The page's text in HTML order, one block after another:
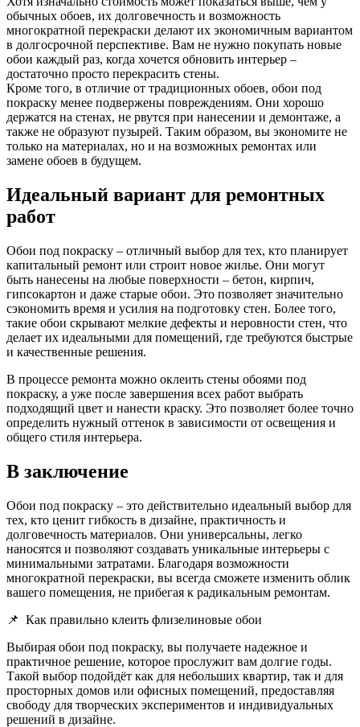
обычных обоев, их долговечность и возможность
многократной перекраски делают их экономичным вариантом
в долгосрочной перспективе. Вам не нужно покупать новые
обои каждый раз, когда хочется обновить интерьер –
достаточно просто перекрасить стены.
Кроме того, в отличие от традиционных обоев, обои под
покраску менее подвержены повреждениям. Они хорошо
держатся на стенах, не рвутся при нанесении и демонтаже, а
также не образуют пузырей. Таким образом, вы экономите не
только на материалах, но и на возможных ремонтах или
замене обоев в будущем.
Идеальный вариант для ремонтных
работ
Обои под покраску – отличный выбор для тех, кто планирует
капитальный ремонт или строит новое жилье. Они могут
быть нанесены на любые поверхности – бетон, кирпич,
гипсокартон и даже старые обои. Это позволяет значительно
сэкономить время и усилия на подготовку стен. Более того,
такие обои скрывают мелкие дефекты и неровности стен, что
делает их идеальными для помещений, где требуются быстрые
и качественные решения.
В процессе ремонта можно оклеить стены обоями под
покраску, а уже после завершения всех работ выбрать
подходящий цвет и нанести краску. Это позволяет более точно
определить нужный оттенок в зависимости от освещения и
общего стиля интерьера.
В заключение
Обои под покраску – это действительно идеальный выбор для
тех, кто ценит гибкость в дизайне, практичность и
долговечность материалов. Они универсальны, легко
наносятся и позволяют создавать уникальные интерьеры с
минимальными затратами. Благодаря возможности
многократной перекраски, вы всегда сможете изменить облик
вашего помещения, не прибегая к радикальным ремонтам.
📌 Как правильно клеить флизелиновые обои
Выбирая обои под покраску, вы получаете надежное и
практичное решение, которое прослужит вам долгие годы.
Такой выбор подойдёт как для небольших квартир, так и для
просторных домов или офисных помещений, предоставляя
свободу для творческих экспериментов и индивидуальных
решений в дизайне.